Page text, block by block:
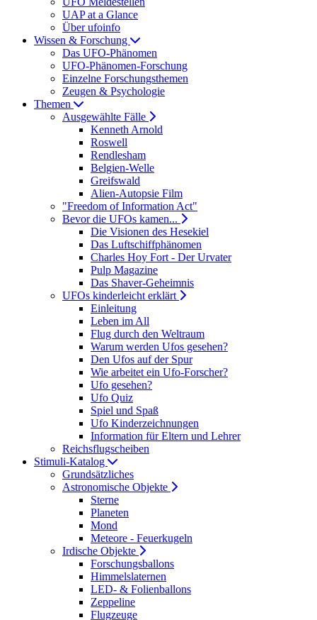
UAP at a Glance
Über ufoinfo
Wissen & Forschung
Das UFO-Phänomen
UFO-Phänomen-Forschung
Einzelne Forschungsthemen
Zeugen & Psychologie
Themen
Ausgewählte Fälle
Kenneth Arnold
Roswell
Rendlesham
Belgien-Welle
Greifswald
Alien-Autopsie Film
"Freedom of Information Act"
Bevor die UFOs kamen...
Die Visionen des Hesekiel
Das Luftschiffphänomen
Charles Hoy Fort - Der Urvater
Pulp Magazine
Das Shaver-Geheimnis
UFOs kinderleicht erklärt
Einleitung
Leben im All
Flug durch den Weltraum
Warum werden Ufos gesehen?
Den Ufos auf der Spur
Wie arbeitet ein Ufo-Forscher?
Ufo gesehen?
Ufo Quiz
Spiel und Spaß
Ufo Kinderzeichnungen
Information für Eltern und Lehrer
Reichsflugscheiben
Stimuli-Katalog
Grundsätzliches
Astronomische Objekte
Sterne
Planeten
Mond
Meteore - Feuerkugeln
Irdische Objekte
Forschungsballons
Himmelslaternen
LED- & Folienballons
Zeppeline
Flugzeuge